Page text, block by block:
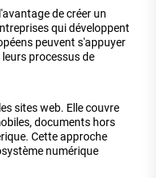
de créer un
qui développent
peuvent s'appuyer
processus de
sites web. Elle couvre
documents hors
Cette approche
numérique